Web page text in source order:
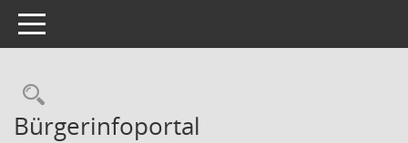
Toggle navigation
Rechercheauswahl
Bürgerinfoportal